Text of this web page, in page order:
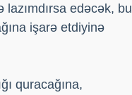
edəcək, bu
işarə etdiyinə
quracağına,